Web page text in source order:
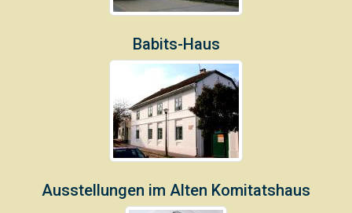
Babits-Haus
Ausstellungen im Alten Komitatshaus